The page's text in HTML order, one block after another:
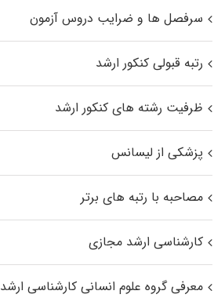
سرفصل ها و ضرایب دروس آزمون
رتبه قبولی کنکور ارشد
ظرفیت رشته های کنکور ارشد
پزشکی از لیسانس
مصاحبه با رتبه های برتر
کارشناسی ارشد مجازی
معرفی گروه علوم انسانی کارشناسی ارشد